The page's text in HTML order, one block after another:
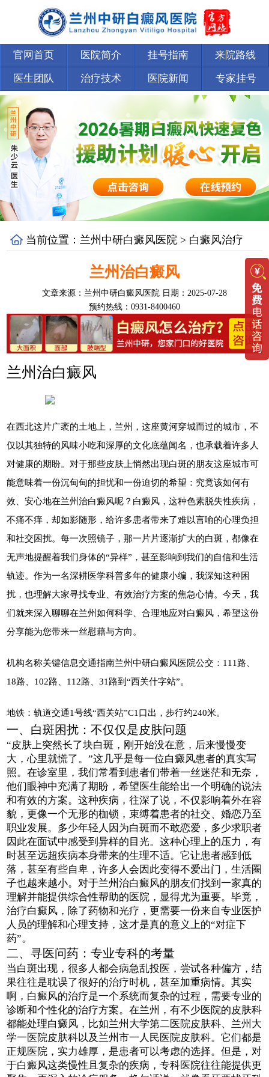
官网首页 医院简介 挂号指南 来院路线
医生团队 治疗技术 医院新闻 专家挂号
当前位置： 兰州中研白癜风医院 > 白癜风治疗
兰州治白癜风
文章来源： 兰州中研白癜风医院 日期：2025-07-28
预约热线：0931-8400460
兰州治白癜风
在西北这片广袤的土地上，兰州，这座黄河穿城而过的城市，不
仅以其独特的风味小吃和深厚的文化底蕴闻名，也承载着许多人
对健康的期盼。对于那些皮肤上悄然出现白斑的朋友这座城市可
能意味着一份沉甸甸的担忧和一份迫切的希望：究竟该如何有
效、安心地在兰州治白癜风呢？白癜风，这种色素脱失性疾病，
不痛不痒，却如影随形，给许多患者带来了难以言喻的心理负担
和社交困扰。每一次照镜子，那一片片逐渐扩大的白斑，都像在
无声地提醒着我们身体的“异样”，甚至影响到我们的自信和生活
轨迹。作为一名深耕医学科普多年的健康小编，我深知这种困
扰，也理解大家寻找专业、有效治疗方案的焦急心情。今天，我
们就来深入聊聊在兰州如何科学、合理地应对白癜风，希望这份
分享能为您带来一丝慰藉与方向。
机构名称关键信息交通指南兰州中研白癜风医院公交：111路、
18路、102路、112路、31路到“西关什字站”。
地铁：轨道交通1号线“西关站”C1口出，步行约240米。
一、白斑困扰：不仅仅是皮肤问题
“皮肤上突然长了块白斑，刚开始没在意，后来慢慢变
大，心里就慌了。”这几乎是每一位白癜风患者的真实写
照。在诊室里，我们常看到患者们带着一丝迷茫和无奈，
他们眼神中充满了期盼，希望医生能给出一个明确的说法
和有效的方案。这种疾病，往深了说，不仅影响着外在容
貌，更像一个无形的枷锁，束缚着患者的社交、婚恋乃至
职业发展。多少年轻人因为白斑而不敢恋爱，多少求职者
因此在面试中感受到异样的目光。这种心理上的压力，有
时甚至远超疾病本身带来的生理不适。它让患者感到低
落，甚至有些自卑，许多人会因此变得不爱出门，生活圈
子也越来越小。对于兰州治白癜风的朋友们找到一家真的
理解并能提供综合性帮助的医院，显得尤为重要。毕竟，
治疗白癜风，除了药物和光疗，更需要一份来自专业医护
人员的理解和心理支持，这才是真的意义上的“对症下
药”。
二、寻医问药：专业专科的考量
当白斑出现，很多人都会病急乱投医，尝试各种偏方，结
果往往是耽误了很好的治疗时机，甚至加重病情。其实
啊，白癜风的治疗是一个系统而复杂的过程，需要专业的
诊断和个性化的治疗方案。在兰州，有不少医院的皮肤科
都能处理白癜风，比如兰州大学第二医院皮肤科、兰州大
学一医院皮肤科以及兰州市一人民医院皮肤科。它们都是
正规医院，实力雄厚，是患者可以考虑的选择。但是，对
于白癜风这类慢性且复杂的疾病，专科医院往往能提供更